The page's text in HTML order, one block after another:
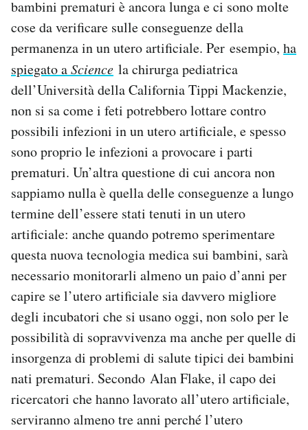
bambini prematuri è ancora lunga e ci sono molte
cose da verificare sulle conseguenze della
permanenza in un utero artificiale. Per esempio, ha
spiegato aScience la chirurga pediatrica
dell’Università della California Tippi Mackenzie,
non si sa come i feti potrebbero lottare contro
possibili infezioni in un utero artificiale, e spesso
sono proprio le infezioni a provocare i parti
prematuri. Un’altra questione di cui ancora non
sappiamo nulla è quella delle conseguenze a lungo
termine dell’essere stati tenuti in un utero
artificiale: anche quando potremo sperimentare
questa nuova tecnologia medica sui bambini, sarà
necessario monitorarli almeno un paio d’anni per
capire se l’utero artificiale sia davvero migliore
degli incubatori che si usano oggi, non solo per le
possibilità di sopravvivenza ma anche per quelle di
insorgenza di problemi di salute tipici dei bambini
nati prematuri. Secondo Alan Flake, il capo dei
ricercatori che hanno lavorato all’utero artificiale,
serviranno almeno tre anni perché l’utero